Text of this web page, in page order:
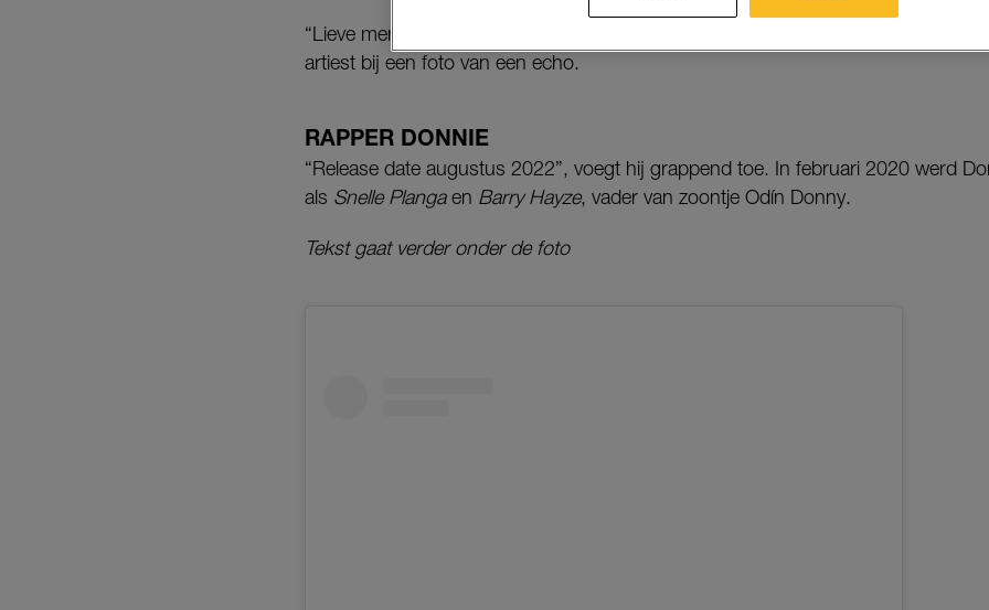
“Lieve mensiesss, eindelijk mag ik het zeggen: baby nummer 2 is on the way”,
artiest bij een foto van een echo.
RAPPER DONNIE
“Release date augustus 2022”, voegt hij grappend toe. In februari 2020 werd
als Snelle Plangaen Barry Hayze, vader van zoontje Odín Donny.
Tekst gaat verder onder de foto